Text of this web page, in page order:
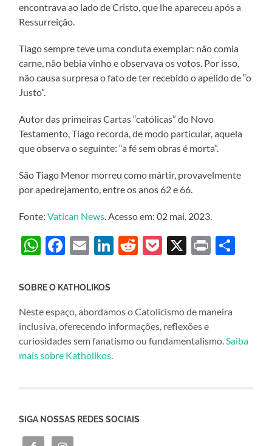
encontrava ao lado de Cristo, que lhe apareceu após a
Ressurreição.
Tiago sempre teve uma conduta exemplar: não comia
carne, não bebia vinho e observava os votos. Por isso,
não causa surpresa o fato de ter recebido o apelido de “o
Justo”.
Autor das primeiras Cartas “católicas” do Novo
Testamento, Tiago recorda, de modo particular, aquela
que observa o seguinte: “a fé sem obras é morta”.
São Tiago Menor morreu como mártir, provavelmente
por apedrejamento, entre os anos 62 e 66.
Fonte:Vatican News. Acesso em: 02 mai. 2023.
WhatsApp
Facebook
EmailLinkedIn
Reddit
Pocket
X Print
SOBRE O KATHOLIKOS
Neste espaço, abordamos o Catolicismo de maneira
inclusiva, oferecendo informações, reflexões e
curiosidades sem fanatismo ou fundamentalismo.Saiba
mais sobre Katholikos.
SIGA NOSSAS REDES SOCIAIS